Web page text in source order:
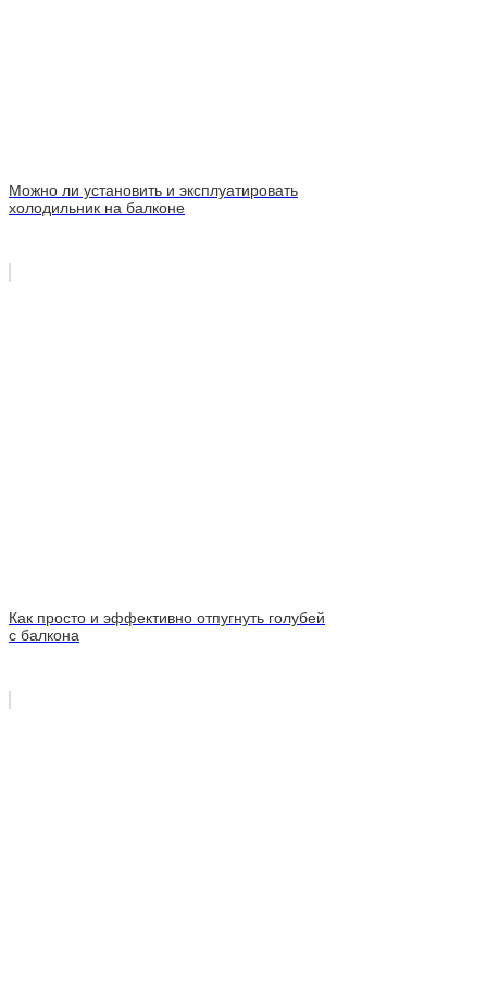
Можно ли установить и эксплуатировать
холодильник на балконе
Как просто и эффективно отпугнуть голубей
с балкона